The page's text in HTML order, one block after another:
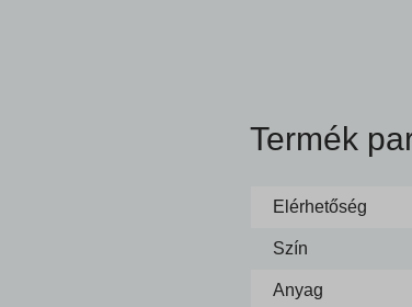
Termék
Elérhetőség
Szín
Anyag